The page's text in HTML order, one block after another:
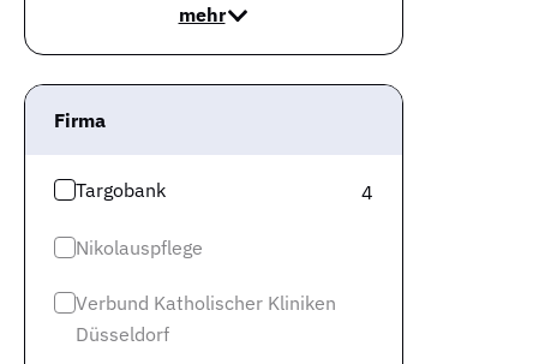
mehr
Firma
Targobank 4
Nikolauspflege
Verbund Katholischer Kliniken
Düsseldorf